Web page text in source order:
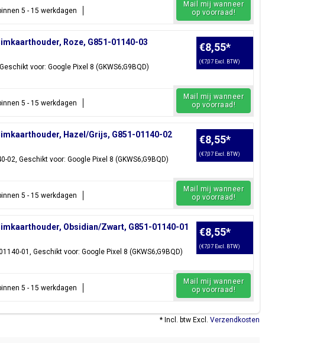
5 - 15 werkdagen
Mail mij wanneer
op voorraad!
Roze, G851-01140-03
voor: Google Pixel 8 (GKWS6;G9BQD)
€8,55*
(€7,07 Excl. BTW)
5 - 15 werkdagen
Mail mij wanneer
op voorraad!
Hazel/Grijs, G851-01140-02
Geschikt voor: Google Pixel 8 (GKWS6;G9BQD)
€8,55*
(€7,07 Excl. BTW)
5 - 15 werkdagen
Mail mij wanneer
op voorraad!
Obsidian/Zwart, G851-01140-01
01, Geschikt voor: Google Pixel 8 (GKWS6;G9BQD)
€8,55*
(€7,07 Excl. BTW)
5 - 15 werkdagen
Mail mij wanneer
op voorraad!
* Incl. btw Excl. Verzendkosten